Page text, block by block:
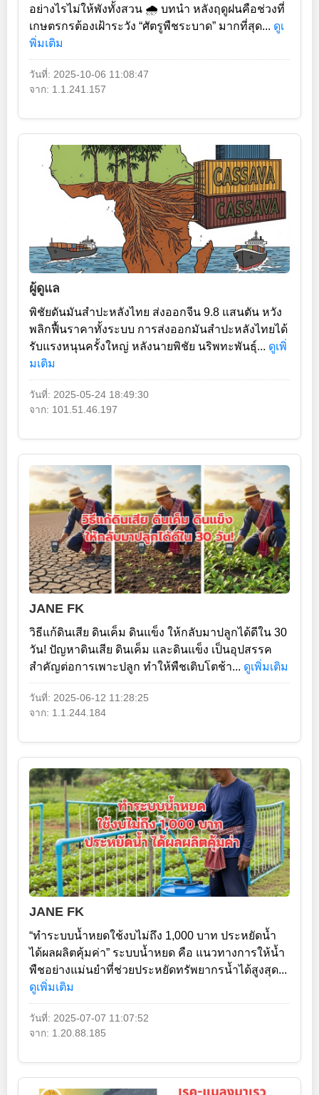
อย่างไรไม่ให้พังทั้งสวน 🌧️ บทนำ หลังฤดูฝนคือช่วงที่
เกษตรกรต้องเฝ้าระวัง “ศัตรูพืชระบาด” มากที่สุด... ดูเ
พิ่มเติม
วันที่: 2025-10-06 11:08:47
จาก: 1.1.241.157
ผู้ดูแล
พิชัยดันมันสำปะหลังไทย ส่งออกจีน 9.8 แสนตัน หวัง
พลิกฟื้นราคาทั้งระบบ การส่งออกมันสำปะหลังไทยได้
รับแรงหนุนครั้งใหญ่ หลังนายพิชัย นริพทะพันธุ์... ดูเพิ่
มเติม
วันที่: 2025-05-24 18:49:30
จาก: 101.51.46.197
JANE FK
วิธีแก้ดินเสีย ดินเค็ม ดินแข็ง ให้กลับมาปลูกได้ดีใน 30
วัน! ปัญหาดินเสีย ดินเค็ม และดินแข็ง เป็นอุปสรรค
สำคัญต่อการเพาะปลูก ทำให้พืชเติบโตช้า... ดูเพิ่มเติม
วันที่: 2025-06-12 11:28:25
จาก: 1.1.244.184
JANE FK
“ทำระบบน้ำหยดใช้งบไม่ถึง 1,000 บาท ประหยัดน้ำ
ได้ผลผลิตคุ้มค่า” ระบบน้ำหยด คือ แนวทางการให้น้ำ
พืชอย่างแม่นยำที่ช่วยประหยัดทรัพยากรน้ำได้สูงสุด...
ดูเพิ่มเติม
วันที่: 2025-07-07 11:07:52
จาก: 1.20.88.185